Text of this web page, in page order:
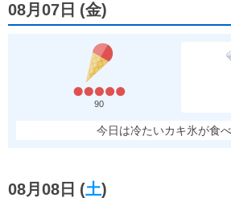
08月07日 (金)
90
今日は冷たいカキ氷が食
08月08日 (土)